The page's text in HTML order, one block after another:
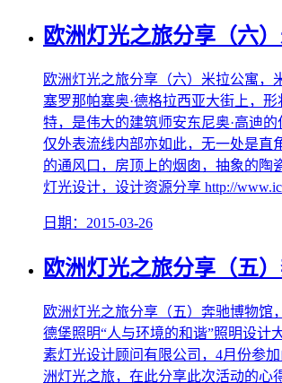
欧洲灯光之旅分享（六
欧洲灯光之旅分享（六）米拉公寓，
塞罗那帕塞奥·德格拉西亚大街上，
特，是伟大的建筑师安东尼奥·高迪
仅外表流线内部亦如此，无一处是直
的通风口，房顶上的烟囱，抽象的陶
灯光设计，设计资源分享 http://
日期：2015-03-26
欧洲灯光之旅分享（五
欧洲灯光之旅分享（五）奔驰博物馆
德堡照明“人与环境的和谐”照明设计
素灯光设计顾问有限公司，4月份参
洲灯光之旅，在此分享此次活动的心